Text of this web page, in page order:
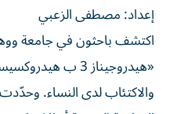
إعداد: مصطفى الزعبي
اكتشف باحثون في جامعة
«هيدروجيناز 3 ب
والاكتئاب لدى النساء.